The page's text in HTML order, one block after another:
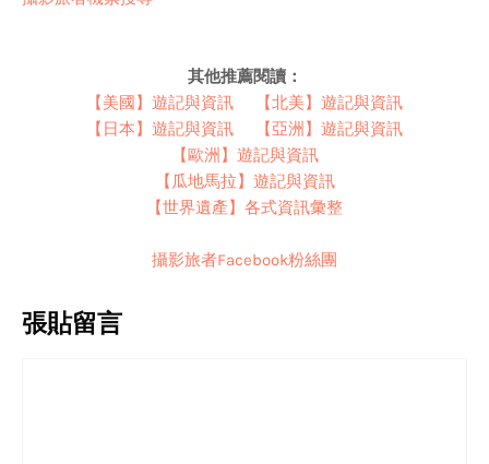
其他推薦閱讀：
【美國】遊記與資訊
【北美】遊記與資訊
【日本】遊記與資訊
【亞洲】遊記與資訊
【歐洲】遊記與資訊
【瓜地馬拉】遊記與資訊
【世界遺產】各式資訊彙整
攝影旅者Facebook粉絲團
張貼留言